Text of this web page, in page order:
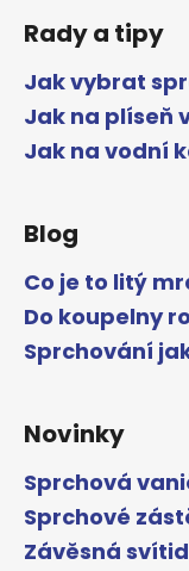
Rady a tipy
Jak vybrat
Jak na plíseň
Jak na vodní
Blog
Co je to litý
Do koupelny
Sprchování
Novinky
Sprchová
Sprchové
Závěsná